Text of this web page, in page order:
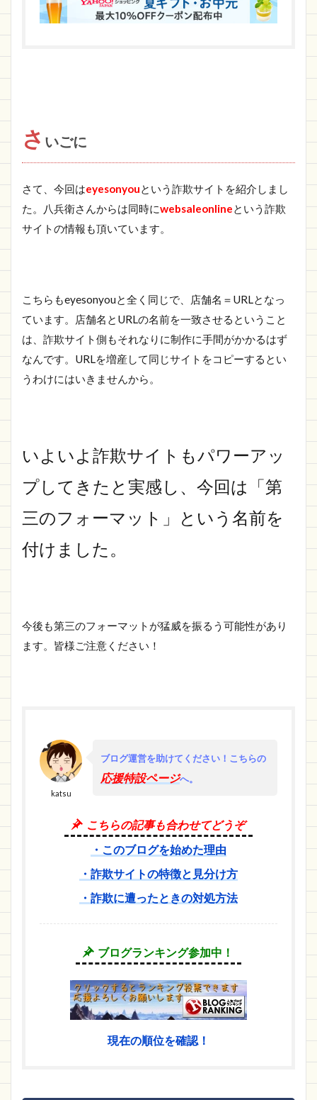
さ いごに
さて、今回はeyesonyouという詐欺サイトを紹介しまし
た。八兵衛さんからは同時にwebsaleonlineという詐欺
サイトの情報も頂いています。
こちらもeyesonyouと全く同じで、店舗名＝URLとなっ
ています。店舗名とURLの名前を一致させるということ
は、詐欺サイト側もそれなりに制作に手間がかかるはず
なんです。URLを増産して同じサイトをコピーするとい
うわけにはいきませんから。
いよいよ詐欺サイトもパワーアッ
プしてきたと実感し、今回は「第
三のフォーマット」という名前を
付けました。
今後も第三のフォーマットが猛威を振るう可能性があり
ます。皆様ご注意ください！
katsu
ブログ運営を助けてください！ こちらの
応援特設ページへ。
こちらの記事も合わせてどうぞ
・このブログを始めた理由
・詐欺サイトの特徴と見分け方
・詐欺に遭ったときの対処方法
ブログランキング参加中！
現在の順位を確認！